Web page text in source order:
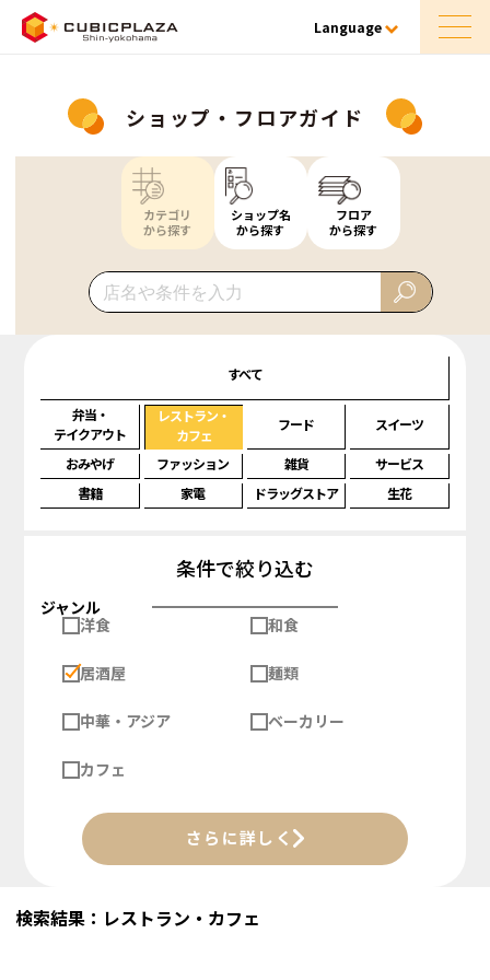
Language
ショップ・フロアガイド
カテゴリ
から探す
ショップ名
から探す
フロア
から探す
すべて
弁当・
テイクアウト
レストラン・
カフェ
フード スイーツ
おみやげ ファッション 雑貨
サービス
書籍
家電 ドラッグストア 生花
条件で絞り込む
ジャンル
洋食
和食
居酒屋 麺類
中華・アジア ベーカリー
カフェ
さらに詳しく
検索結果：レストラン・カフェ